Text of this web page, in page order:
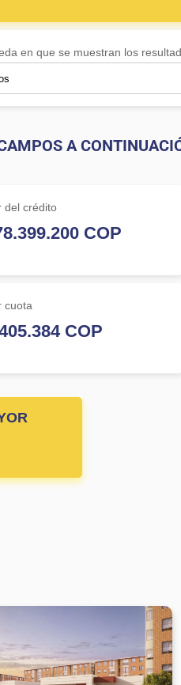
en que se muestran los
A
del crédito
cuota